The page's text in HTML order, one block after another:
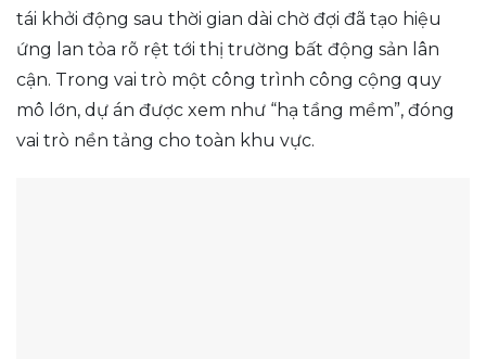
tái khởi động sau thời gian dài chờ đợi đã tạo hiệu
ứng lan tỏa rõ rệt tới thị trường bất động sản lân
cận. Trong vai trò một công trình công cộng quy
mô lớn, dự án được xem như “hạ tầng mềm”, đóng
vai trò nền tảng cho toàn khu vực.